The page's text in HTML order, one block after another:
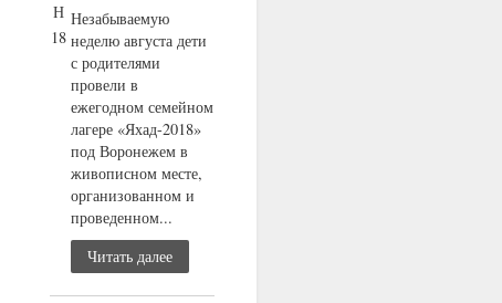
Н
18
Незабываемую
неделю августа дети
с родителями
провели в
ежегодном семейном
лагере «Яхад-2018»
под Воронежем в
живописном месте,
организованном и
проведенном...
Читать далее